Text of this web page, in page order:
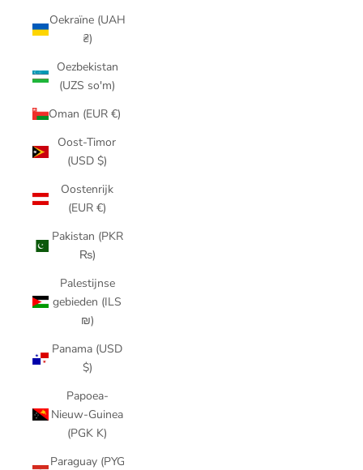
Oekraïne (UAH
₴)
Oezbekistan
(UZS so'm)
Oman (EUR €)
Oost-Timor
(USD $)
Oostenrijk
(EUR €)
Pakistan (PKR
₨)
Palestijnse
gebieden (ILS
₪)
Panama (USD
$)
Papoea-
Nieuw-Guinea
(PGK K)
Paraguay (PYG